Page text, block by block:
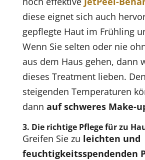
diese eignet sich auch
gepflegte Haut im Frühling
Wenn Sie selten oder nie
aus dem Haus gehen, dann
dieses Treatment lieben.
steigenden Temperaturen
dann auf schweres Make-
3. Die richtige Pflege für zu
Greifen Sie zu leichten und
feuchtigkeitsspendenden